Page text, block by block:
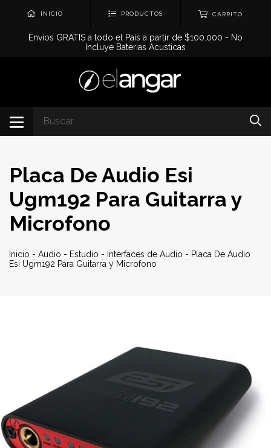
INICIO PRODUCTOS CARRITO
Envíos GRATIS a todo el País a partir de $100.000 - No
Incluye Baterias Acusticas
Placa De Audio Esi
Ugm192 Para Guitarra y
Microfono
Inicio - Audio - Estudio - Interfaces de Audio - Placa De Audio
Esi Ugm192 Para Guitarra y Microfono